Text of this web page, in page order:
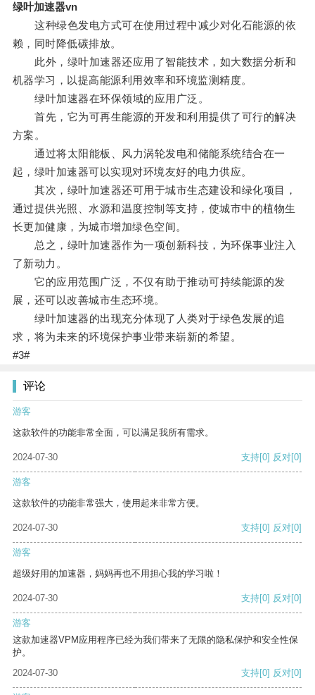
绿叶加速器vn
这种绿色发电方式可在使用过程中减少对化石能源的依
赖，同时降低碳排放。
此外，绿叶加速器还应用了智能技术，如大数据分析和
机器学习，以提高能源利用效率和环境监测精度。
绿叶加速器在环保领域的应用广泛。
首先，它为可再生能源的开发和利用提供了可行的解决
方案。
通过将太阳能板、风力涡轮发电和储能系统结合在一
起，绿叶加速器可以实现对环境友好的电力供应。
其次，绿叶加速器还可用于城市生态建设和绿化项目，
通过提供光照、水源和温度控制等支持，使城市中的植物生
长更加健康，为城市增加绿色空间。
总之，绿叶加速器作为一项创新科技，为环保事业注入
了新动力。
它的应用范围广泛，不仅有助于推动可持续能源的发
展，还可以改善城市生态环境。
绿叶加速器的出现充分体现了人类对于绿色发展的追
求，将为未来的环境保护事业带来崭新的希望。
#3#
评论
游客
这款软件的功能非常全面，可以满足我所有需求。
2024-07-30 支持[0] 反对[0]
游客
这款软件的功能非常强大，使用起来非常方便。
2024-07-30 支持[0] 反对[0]
游客
超级好用的加速器，妈妈再也不用担心我的学习啦！
2024-07-30 支持[0] 反对[0]
游客
这款加速器VPM应用程序已经为我们带来了无限的隐私保护和安全性保
护。
2024-07-30
支持[0] 反对[0]